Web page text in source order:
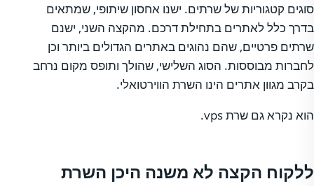
סוגים קטגוריות של שרתים. ישנו אחסון שיתופי, שמתאים
בדרך כלל לאתרים בתחילת דרכם. מהקצה השני, ישנם
שרתים פרטיים, שהם נהוגים באתרים הגדולים ביותר וכן
לחברות מבוססות. הסוג השלישי, שהולך ותופס מקום נרחב
בקרב מגוון אתרים הינו השרת הווירטואלי.
הוא נקרא גם שרת vps.
ללקוח הקצה לא משנה היכן השרת